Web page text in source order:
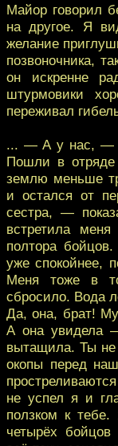
Майор говорил
на другое. Я
желание
позвоночника,
он искренне
штурмовики
переживал
... — А у нас, —
Пошли в отряде
землю меньше
и остался от
сестра, —
встретила
полтора
уже спокойнее,
Меня тоже в
сбросило. Вода
Да, она, брат!
А она увидела
вытащила. Ты
окопы перед
не успел я и
ползком к
четырёх